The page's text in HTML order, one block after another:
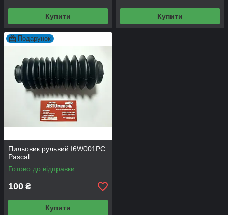
Купити Купити
Подарунок
Пильовик рульвий I6W001PC
Pascal
Готово до відправки
100 ₴
Купити